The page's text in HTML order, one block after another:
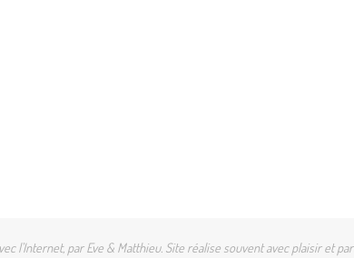
l'Internet, par Eve & Matthieu. Site réalise souvent avec plaisir et